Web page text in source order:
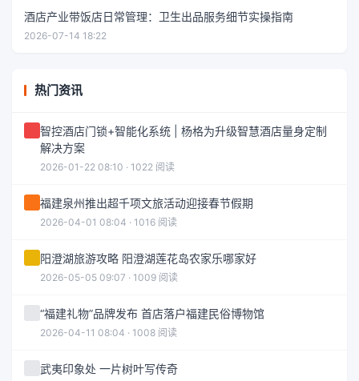
酒店产业带饭店日常管理：卫生出品服务细节实操指南
2026-07-14 18:22
热门资讯
智控酒店门锁+智能化系统 | 杨格为升级智慧酒店量身定制
解决方案
2026-01-22 08:10 · 1022 阅读
福建泉州推出超千项文旅活动迎接春节假期
2026-04-01 08:04 · 1016 阅读
阳澄湖旅游攻略 阳澄湖莲花岛农家乐哪家好
2026-05-05 09:07 · 1009 阅读
“福建礼物”品牌发布 首店落户福建民俗博物馆
2026-04-11 08:04 · 1008 阅读
武夷印象处 一片树叶写传奇